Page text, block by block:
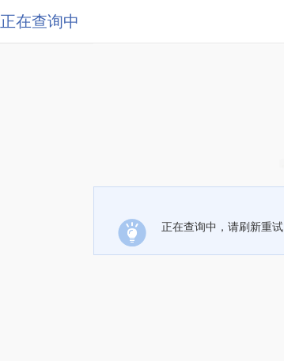
正在查询中
正在查询中，请刷新重试